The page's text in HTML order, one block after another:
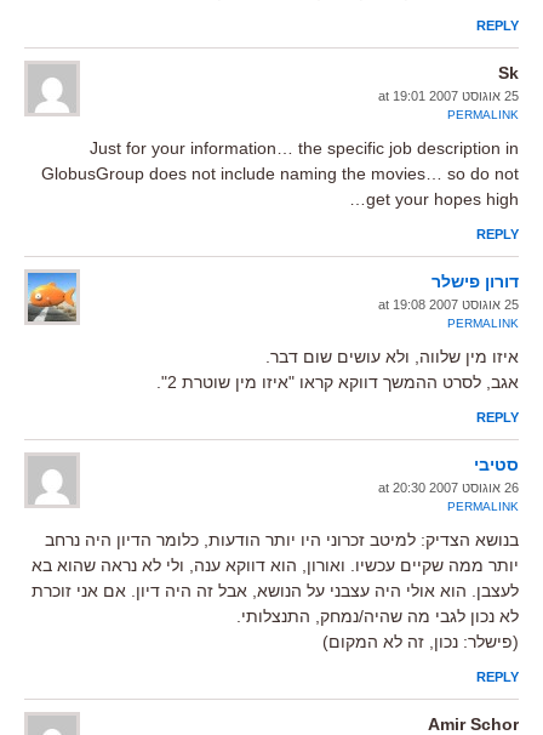
REPLY
Sk
25 אוגוסט 2007 at 19:01
PERMALINK
Just for your information… the specific job description in
GlobusGroup does not include naming the movies… so do not
get your hopes high…
REPLY
דורון פישלר
25 אוגוסט 2007 at 19:08
PERMALINK
איזו מין שלווה, ולא עושים שום דבר.
אגב, לסרט ההמשך דווקא קראו "איזו מין שוטרת 2".
REPLY
סטיבי
26 אוגוסט 2007 at 20:30
PERMALINK
בנושא הצדיק: למיטב זכרוני היו יותר הודעות, כלומר הדיון היה נרחב
יותר ממה שקיים עכשיו. ואורון, הוא דווקא ענה, ולי לא נראה שהוא בא
לעצבן. הוא אולי היה עצבני על הנושא, אבל זה היה דיון. אם אני זוכרת
לא נכון לגבי מה שהיה/נמחק, התנצלותי.
(פישלר: נכון, זה לא המקום)
REPLY
Amir Schor